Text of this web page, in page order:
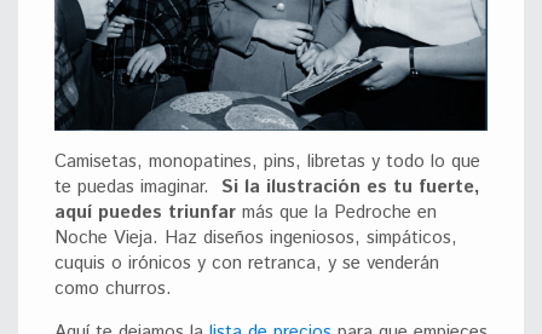
Camisetas, monopatines, pins, libretas y todo lo que
te puedas imaginar. Si la ilustración es tu fuerte,
aquí puedes triunfar más que la Pedroche en
Noche Vieja. Haz diseños ingeniosos, simpáticos,
cuquis o irónicos y con retranca, y se venderán
como churros.